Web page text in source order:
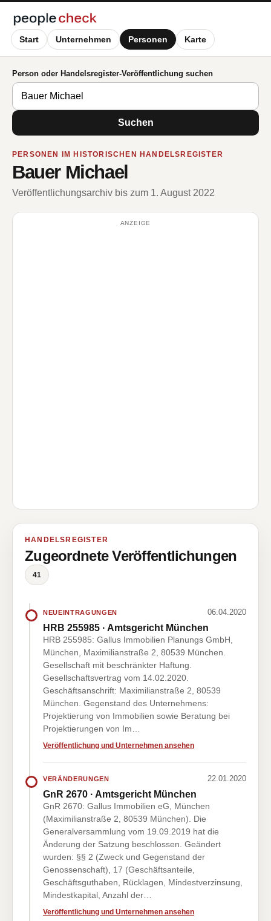
Start Unternehmen Personen Karte
Person oder Handelsregister-Veröffentlichung suchen
Suchen
PERSONEN IM HISTORISCHEN HANDELSREGISTER
Bauer Michael
Veröffentlichungsarchiv bis zum 1. August 2022
ANZEIGE
HANDELSREGISTER
Zugeordnete Veröffentlichungen
41
NEUEINTRAGUNGEN 06.04.2020
HRB 255985 · Amtsgericht München
HRB 255985: Gallus Immobilien Planungs GmbH,
München, Maximilianstraße 2, 80539 München.
Gesellschaft mit beschränkter Haftung.
Gesellschaftsvertrag vom 14.02.2020.
Geschäftsanschrift: Maximilianstraße 2, 80539
München. Gegenstand des Unternehmens:
Projektierung von Immobilien sowie Beratung bei
Projektierungen von Im…
Veröffentlichung und Unternehmen ansehen
VERÄNDERUNGEN 22.01.2020
GnR 2670 · Amtsgericht München
GnR 2670: Gallus Immobilien eG, München
(Maximilianstraße 2, 80539 München). Die
Generalversammlung vom 19.09.2019 hat die
Änderung der Satzung beschlossen. Geändert
wurden: §§ 2 (Zweck und Gegenstand der
Genossenschaft), 17 (Geschäftsanteile,
Geschäftsguthaben, Rücklagen, Mindestverzinsung,
Mindestkapital, Anzahl der…
Veröffentlichung und Unternehmen ansehen